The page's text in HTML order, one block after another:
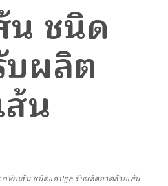
น ชนิด
ผลิต
น
กษัยเส้น ชนิดแคปซูล รับผลิตยาคล้ายเส้น